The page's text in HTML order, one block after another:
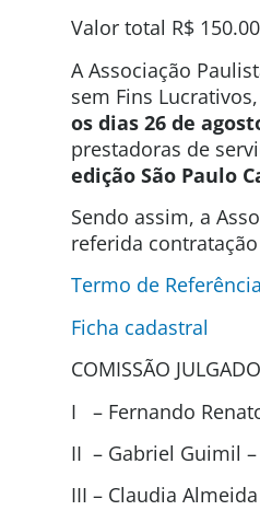
Valor total R$
A Associação
sem Fins
os dias 26 de
prestadoras de
edição São Paulo
Sendo assim, a
referida
Termo de Referência
Ficha cadastral
COMISSÃO
I – Fernando
II – Gabriel Guimil
III – Claudia